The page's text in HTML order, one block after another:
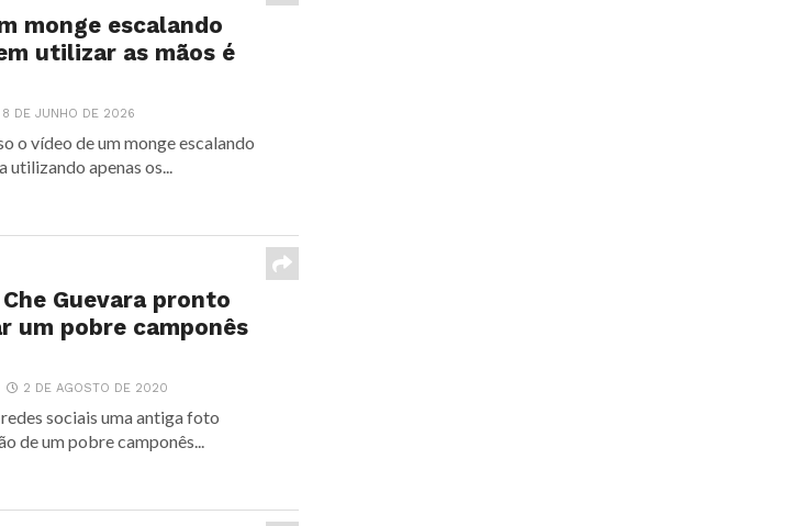
monge escalando
utilizar as mãos é
8 DE JUNHO DE 2026
o vídeo de um monge escalando
utilizando apenas os...
Guevara pronto
um pobre camponês
2 DE AGOSTO DE 2020
sociais uma antiga foto
de um pobre camponês...